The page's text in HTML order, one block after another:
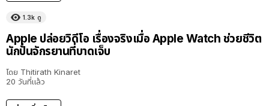
1.3k ดู
Apple ปล่อยวิดีโอ เรื่องจริงเมื่อ Apple Watch ช่วยชีวิต
นักปั่นจักรยานที่บาดเจ็บ
โดย Thitirath Kinaret
20 วันที่แล้ว